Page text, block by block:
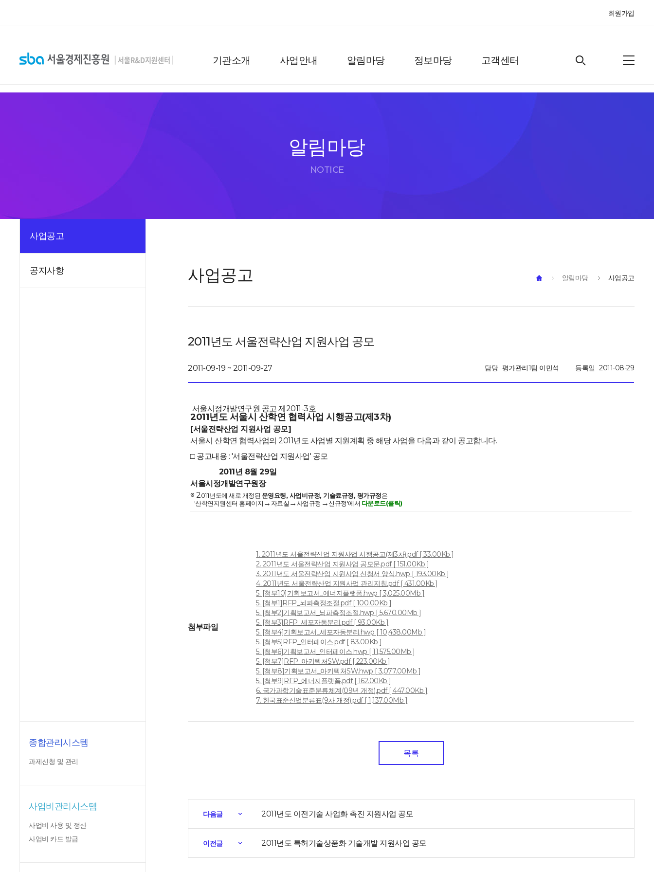
회원가입
기관소개 사업안내 알림마당 정보마당 고객센터
알림마당
NOTICE
사업공고
공지사항
종합관리시스템
과제신청 및 관리
사업비관리시스템
사업비 사용 및 정산
사업비 카드 발급
사업공고 알림마당 사업공고
2011년도 서울전략산업 지원사업 공모
2011-09-19 ~ 2011-09-27 담당 평가관리1팀 이민석 등록일 2011-08-29
서울시정개발연구원 공고 제2011-3호
2011년도 서울시 산학연 협력사업 시행공고(제3차)
[서울전략산업 지원사업 공모]
서울시 산학연 협력사업의 2011년도 사업별 지원계획 중 해당 사업을 다음과 같이 공고합니다.
□ 공고내용 : '서울전략산업 지원사업' 공모
2011년 8월 29일
서울시정개발연구원장
※ 2011년도에 새로 개정된 운영요령, 사업비규정, 기술료규정, 평가규정은
'산학연지원센터 홈페이지 → 자료실 →사업규정 →신규정'에서 다운로드(클릭)
첨부파일
1. 2011년도 서울전략산업 지원사업 시행공고(제3차).pdf [ 33.00Kb ]
2. 2011년도 서울전략산업 지원사업 공모문.pdf [ 151.00Kb ]
3. 2011년도 서울전략산업 지원사업 신청서 양식.hwp [ 193.00Kb ]
4. 2011년도 서울전략산업 지원사업 관리지침.pdf [ 431.00Kb ]
5. [첨부10]기획보고서_에너지플랫폼.hwp [ 3,025.00Mb ]
5. [첨부1]RFP_뇌파측정조절.pdf [ 100.00Kb ]
5. [첨부2]기획보고서_뇌파측정조절.hwp [ 5,670.00Mb ]
5. [첨부3]RFP_세포자동분리.pdf [ 93.00Kb ]
5. [첨부4]기획보고서_세포자동분리.hwp [ 10,438.00Mb ]
5. [첨부5]RFP_인터페이스.pdf [ 83.00Kb ]
5. [첨부6]기획보고서_인터페이스.hwp [ 11,575.00Mb ]
5. [첨부7]RFP_아키텍처SW.pdf [ 223.00Kb ]
5. [첨부8]기획보고서_아키텍처SW.hwp [ 3,077.00Mb ]
5. [첨부9]RFP_에너지플랫폼.pdf [ 162.00Kb ]
6. 국가과학기술표준분류체계(09년 개정).pdf [ 447.00Kb ]
7. 한국표준산업분류표(9차 개정).pdf [ 1,137.00Mb ]
목록
다음글 2011년도 이전기술 사업화 촉진 지원사업 공모
이전글 2011년도 특허기술상품화 기술개발 지원사업 공모